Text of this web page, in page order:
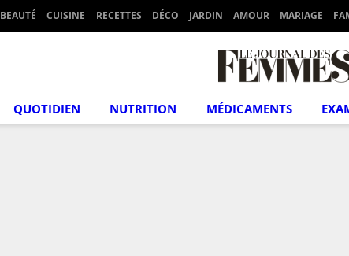
BEAUTÉ CUISINE RECETTES DÉCO JARDIN AMOUR MARIAGE
QUOTIDIEN NUTRITION MÉDICAMENTS